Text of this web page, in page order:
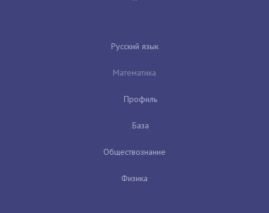
Русский язык
Математика
Профиль
База
Обществознание
Физика